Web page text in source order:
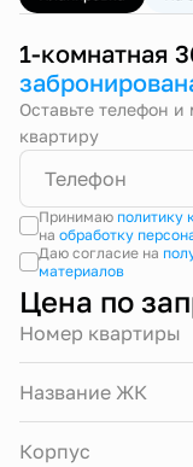
1-комнатная
Оставьте телефон
квартиру
Принимаю политику
на обработку
Даю согласие на
материалов
Цена по
Номер квартиры
Название ЖК
Корпус